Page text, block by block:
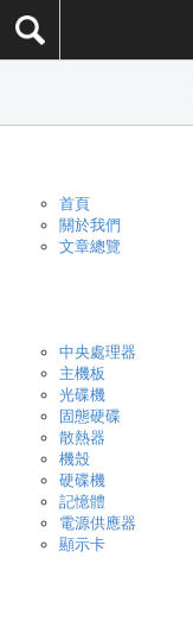
首頁
關於我們
文章總覽
中央處理器
主機板
光碟機
固態硬碟
散熱器
機殼
硬碟機
記憶體
電源供應器
顯示卡